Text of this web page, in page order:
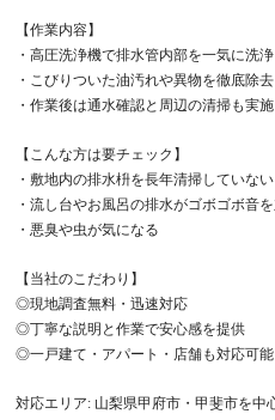
【作業内容】
・高圧洗浄機で排水管内部を一気に洗浄
・こびりついた油汚れや異物を徹底除去
・作業後は通水確認と周辺の清掃も実施
【こんな方は要チェック】
・敷地内の排水枡を長年清掃していない
・流し台やお風呂の排水がゴボゴボ音
・悪臭や虫が気になる
【当社のこだわり】
◎現地調査無料・迅速対応
◎丁寧な説明と作業で安心感を提供
◎一戸建て・アパート・店舗も対応可能
対応エリア: 山梨県甲府市・甲斐市を中